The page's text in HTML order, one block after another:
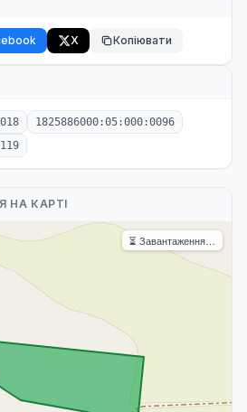
X Копіювати
1825886000:05:000:0096
НА КАРТІ
⏳ Завантаження…